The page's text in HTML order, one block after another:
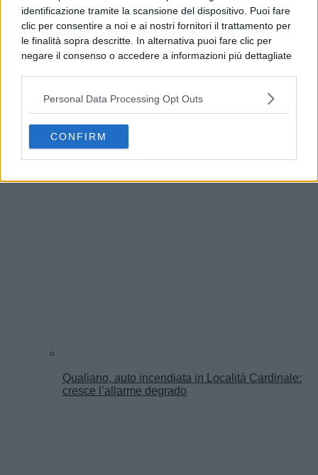
identificazione tramite la scansione del dispositivo. Puoi fare
clic per consentire a noi e ai nostri fornitori il trattamento per
le finalità sopra descritte. In alternativa puoi fare clic per
negare il consenso o accedere a informazioni più dettagliate
possono non richiedere il tuo consenso, ma hai il diritto di
opporti a tale trattamento. Le tue preferenze si
preferenze in qualsiasi momento ritornando su questo sito o
consultando la nostrainformativa sulla riservatezza.
Personal Data Processing Opt Outs
CONFIRM
Qualiano, auto incendiata in Località Cardinale:
cresce l’allarme degrado